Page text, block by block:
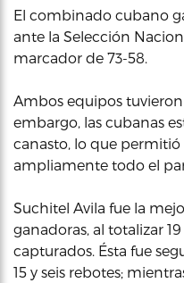
El combinado cubano
ante la Selección
marcador de 73-58.
Ambos equipos
embargo, las cubanas
canasto, lo que
ampliamente todo el
Suchitel Avila fue la
ganadoras, al totalizar
capturados. Ésta fue
15 y seis rebotes;